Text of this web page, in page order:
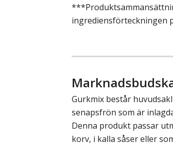
ingrediensförteckningen
Gurkmix består
senapsfrön som är
Denna produkt passar
korv, i kalla såser eller